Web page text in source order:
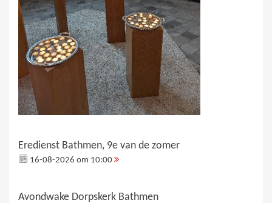
Eredienst Bathmen, 9e van de zomer
16-08-2026 om 10:00
Avondwake Dorpskerk Bathmen